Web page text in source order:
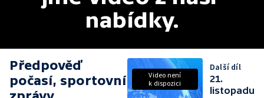
nabídky.
Předpověď
počasí, sportovní
Video není
k dispozici
Další díl
21.
listopadu